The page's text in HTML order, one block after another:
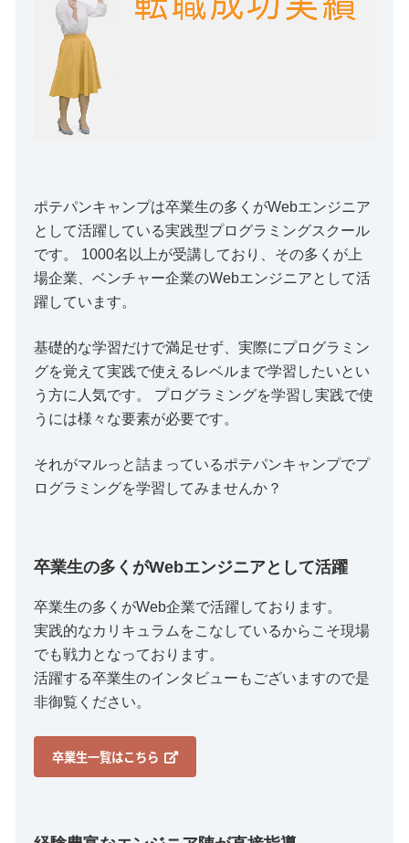
ポテパンキャンプは卒業生の多くがWebエンジニア
として活躍している実践型プログラミングスクール
です。 1000名以上が受講しており、その多くが上
場企業、ベンチャー企業のWebエンジニアとして活
躍しています。
基礎的な学習だけで満足せず、実際にプログラミン
グを覚えて実践で使えるレベルまで学習したいとい
う方に人気です。 プログラミングを学習し実践で使
うには様々な要素が必要です。
それがマルっと詰まっているポテパンキャンプでプ
ログラミングを学習してみませんか？
卒業生の多くがWebエンジニアとして活躍
卒業生の多くがWeb企業で活躍しております。
実践的なカリキュラムをこなしているからこそ現場
でも戦力となっております。
活躍する卒業生のインタビューもございますので是
非御覧ください。
卒業生一覧はこちら